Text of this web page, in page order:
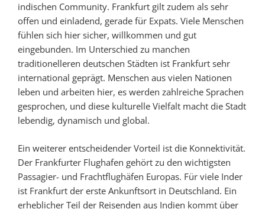
indischen Community. Frankfurt gilt zudem als sehr
offen und einladend, gerade für Expats. Viele Menschen
fühlen sich hier sicher, willkommen und gut
eingebunden. Im Unterschied zu manchen
traditionelleren deutschen Städten ist Frankfurt sehr
international geprägt. Menschen aus vielen Nationen
leben und arbeiten hier, es werden zahlreiche Sprachen
gesprochen, und diese kulturelle Vielfalt macht die Stadt
lebendig, dynamisch und global.
Ein weiterer entscheidender Vorteil ist die Konnektivität.
Der Frankfurter Flughafen gehört zu den wichtigsten
Passagier- und Frachtflughäfen Europas. Für viele Inder
ist Frankfurt der erste Ankunftsort in Deutschland. Ein
erheblicher Teil der Reisenden aus Indien kommt über